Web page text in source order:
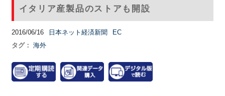
イタリア産製品のストアも開設
2016/06/16 日本ネット経済新聞
EC
タグ： 海外